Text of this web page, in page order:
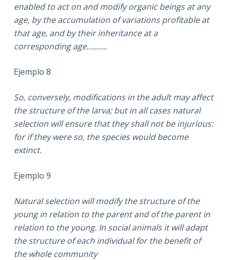
enabled to act on and modify organic beings at any
age, by the accumulation of variations profitable at
that age, and by their inheritance at a
corresponding age……….
Ejemplo 8
So, conversely, modifications in the adult may affect
the structure of the larva; but in all cases natural
selection will ensure that they shall not be injurious:
for if they were so, the species would become
extinct.
Ejemplo 9
Natural selection will modify the structure of the
young in relation to the parent and of the parent in
relation to the young. In social animals it will adapt
the structure of each individual for the benefit of
the whole community